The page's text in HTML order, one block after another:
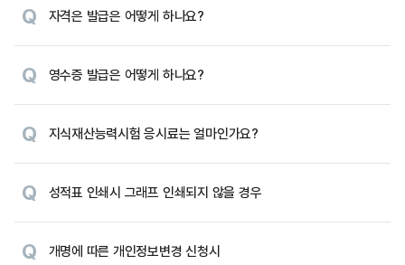
자격은 발급은 어떻게 하나요?
영수증 발급은 어떻게 하나요?
지식재산능력시험 응시료는 얼마인가요?
성적표 인쇄시 그래프 인쇄되지 않을 경우
개명에 따른 개인정보변경 신청시